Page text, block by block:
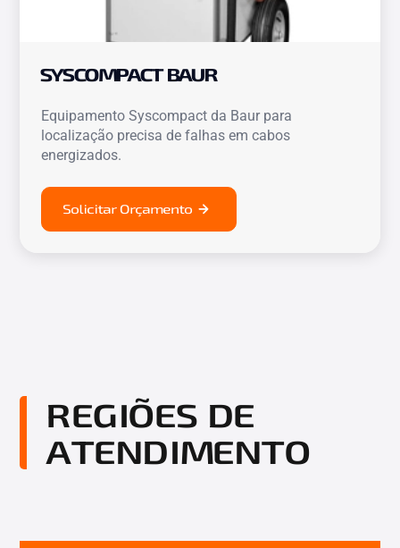
SYSCOMPACT BAUR
Equipamento Syscompact da Baur para
localização precisa de falhas em cabos
energizados.
Solicitar Orçamento
REGIÕES DE
ATENDIMENTO